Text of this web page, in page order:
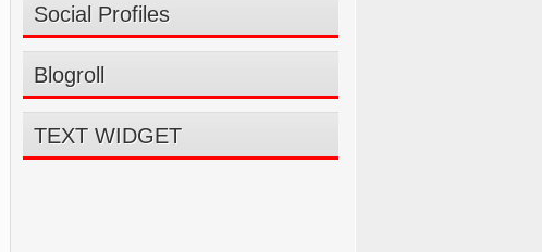
Social Profiles
Blogroll
TEXT WIDGET